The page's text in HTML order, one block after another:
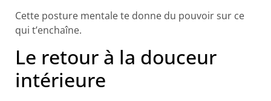
Cette posture mentale te donne du pouvoir sur ce
qui t’enchaîne.
Le retour à la douceur
intérieure